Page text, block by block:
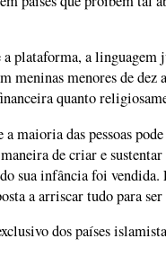
plataforma, a
meninas menores de dez
quanto
maioria das pessoas
de criar e
sua infância foi vendida.
a arriscar tudo para
dos países